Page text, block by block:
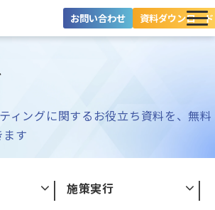
お問い合わせ 資料ダウンロード
目的別に探す
導入事例
料金プラン
ィングに関するお役立ち資料を、無料
す
施策実行